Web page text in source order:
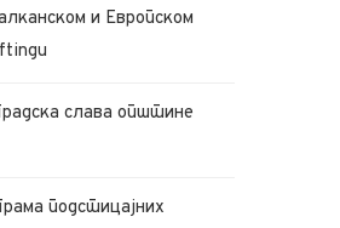
и Европском
слава општине
подстицајних